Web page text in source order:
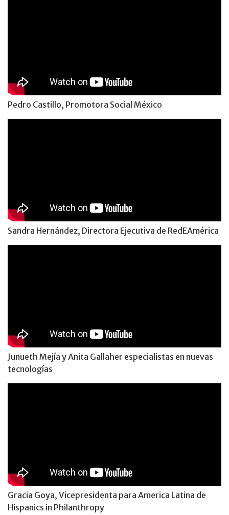
Pedro Castillo, Promotora Social México
Sandra Hernández, Directora Ejecutiva de RedEAmérica
Junueth Mejía y Anita Gallaher especialistas en nuevas
tecnologías
Gracia Goya, Vicepresidenta para America Latina de
Hispanics in Philanthropy